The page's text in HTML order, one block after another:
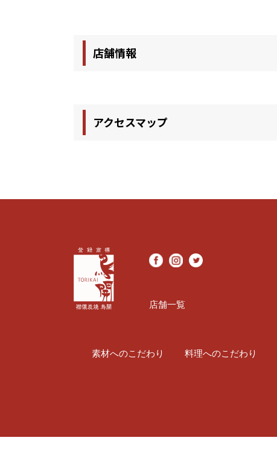
店舗情報
アクセスマップ
店舗一覧
素材へのこだわり 料理へのこだわり